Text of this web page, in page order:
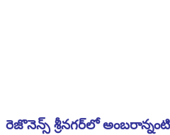
రెజొనెన్స్‌ శ్రీనగర్‌లో